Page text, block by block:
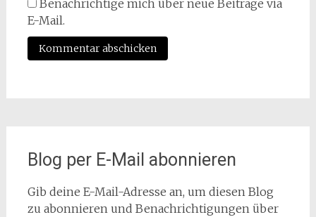
Benachrichtige mich über neue Beiträge via
E-Mail.
Blog per E-Mail abonnieren
Gib deine E-Mail-Adresse an, um diesen Blog
zu abonnieren und Benachrichtigungen über